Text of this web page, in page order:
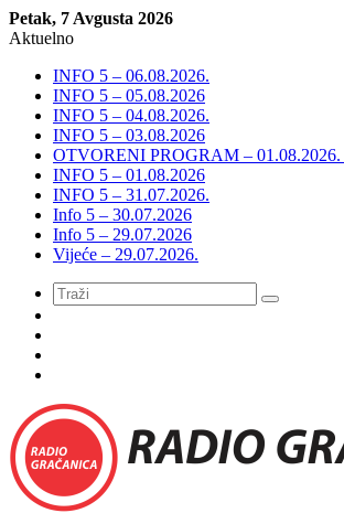
Petak, 7 Avgusta 2026
Aktuelno
INFO 5 – 06.08.2026.
INFO 5 – 05.08.2026
INFO 5 – 04.08.2026.
INFO 5 – 03.08.2026
OTVORENI PROGRAM – 01.08.2026.
INFO 5 – 01.08.2026
INFO 5 – 31.07.2026.
Info 5 – 30.07.2026
Info 5 – 29.07.2026
Vijeće – 29.07.2026.
Meni